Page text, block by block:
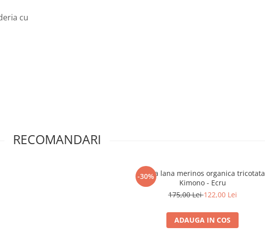
cu
RECOMANDARI
-30%
Bluza lana merinos organica tricotata
Kimono - Ecru
175,00 Lei122,00 Lei
ADAUGA IN COS